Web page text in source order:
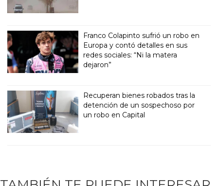
Franco Colapinto sufrió un robo en
Europa y contó detalles en sus
redes sociales: “Ni la matera
dejaron”
Recuperan bienes robados tras la
detención de un sospechoso por
un robo en Capital